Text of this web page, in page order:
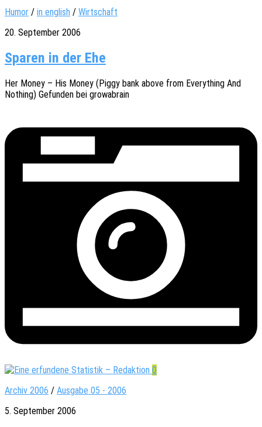
Humor / in english / Wirtschaft
20. September 2006
Sparen in der Ehe
Her Money – His Money (Piggy bank above from Ever­y­thing And
Nothing) Gefun­den bei growabrain
0
Archiv 2006 / Ausgabe 05 - 2006
5. September 2006